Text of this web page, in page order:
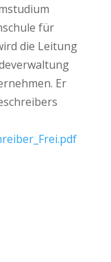
für
die Leitung
Er